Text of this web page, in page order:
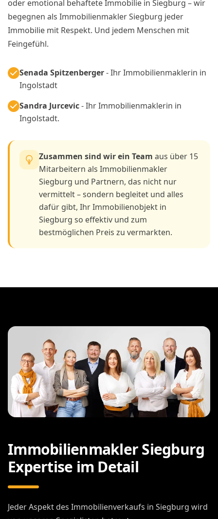
oder emotional behaftete Immobilie in Siegburg – wir
begegnen als Immobilienmakler Siegburg jeder
Immobilie mit Respekt. Und jedem Menschen mit
Feingefühl.
Senada Spitzenberger- Ihr Immobilienmaklerin in
Ingolstadt
Sandra Jurcevic- Ihr Immobilienmaklerin in
Ingolstadt.
Zusammen sind wir ein Team aus über 15
Mitarbeitern als Immobilienmakler
Siegburg und Partnern, das nicht nur
vermittelt – sondern begleitet und alles
dafür gibt, Ihr Immobilienobjekt in
Siegburg so effektiv und zum
bestmöglichen Preis zu vermarkten.
Immobilienmakler Siegburg
Expertise im Detail
Jeder Aspekt des Immobilienverkaufs in Siegburg wird